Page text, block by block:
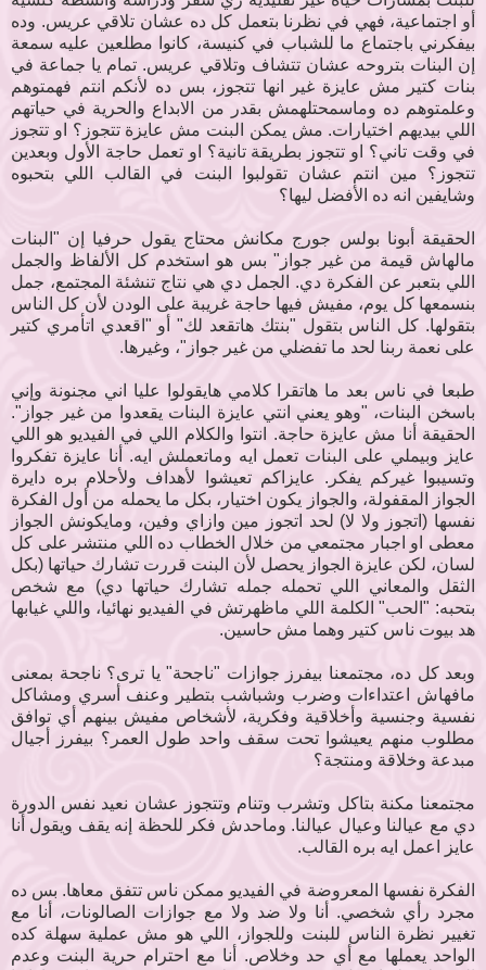
أو اجتماعية، فهي في نظرنا بتعمل كل ده عشان تلاقي عريس. وده
بيفكرني باجتماع ما للشباب في كنيسة، كانوا مطلعين عليه سمعة
إن البنات بتروحه عشان تتشاف وتلاقي عريس. تمام يا جماعة في
بنات كتير مش عايزة غير انها تتجوز، بس ده لأنكم انتم فهمتوهم
وعلمتوهم ده وماسمحتلهمش بقدر من الابداع والحرية في حياتهم
اللي بيديهم اختيارات. مش يمكن البنت مش عايزة تتجوز؟ او تتجوز
في وقت تاني؟ او تتجوز بطريقة تانية؟ او تعمل حاجة الأول وبعدين
تتجوز؟ مين انتم عشان تقولبوا البنت في القالب اللي بتحبوه
وشايفين انه ده الأفضل ليها؟
الحقيقة أبونا بولس جورج مكانش محتاج يقول حرفيا إن "البنات
مالهاش قيمة من غير جواز" بس هو استخدم كل الألفاظ والجمل
اللي بتعبر عن الفكرة دي. الجمل دي هي نتاج تنشئة المجتمع، جمل
بنسمعها كل يوم، مفيش فيها حاجة غريبة على الودن لأن كل الناس
بتقولها. كل الناس بتقول "بنتك هاتقعد لك" أو "اقعدي اتأمري كتير
على نعمة ربنا لحد ما تفضلي من غير جواز"، وغيرها.
طبعا في ناس بعد ما هاتقرا كلامي هايقولوا عليا اني مجنونة وإني
باسخن البنات، "وهو يعني انتي عايزة البنات يقعدوا من غير جواز".
الحقيقة أنا مش عايزة حاجة. انتوا والكلام اللي في الفيديو هو اللي
عايز وبيملي على البنات تعمل ايه وماتعملش ايه. أنا عايزة تفكروا
وتسيبوا غيركم يفكر. عايزاكم تعيشوا لأهداف ولأحلام بره دايرة
الجواز المقفولة، والجواز يكون اختيار، بكل ما يحمله من أول الفكرة
نفسها (اتجوز ولا لا) لحد اتجوز مين وازاي وفين، ومايكونش الجواز
معطى او اجبار مجتمعي من خلال الخطاب ده اللي منتشر على كل
لسان، لكن عايزة الجواز يحصل لأن البنت قررت تشارك حياتها (بكل
الثقل والمعاني اللي تحمله جمله تشارك حياتها دي) مع شخص
بتحبه: "الحب" الكلمة اللي ماظهرتش في الفيديو نهائيا، واللي غيابها
هد بيوت ناس كتير وهما مش حاسين.
وبعد كل ده، مجتمعنا بيفرز جوازات "ناجحة" يا ترى؟ ناجحة بمعنى
مافهاش اعتداءات وضرب وشباشب بتطير وعنف أسري ومشاكل
نفسية وجنسية وأخلاقية وفكرية، لأشخاص مفيش بينهم أي توافق
مطلوب منهم يعيشوا تحت سقف واحد طول العمر؟ بيفرز أجيال
مبدعة وخلاقة ومنتجة؟
مجتمعنا مكنة بتاكل وتشرب وتنام وتتجوز عشان نعيد نفس الدورة
دي مع عيالنا وعيال عيالنا. وماحدش فكر للحظة إنه يقف ويقول أنا
عايز اعمل ايه بره القالب.
الفكرة نفسها المعروضة في الفيديو ممكن ناس تتفق معاها. بس ده
مجرد رأي شخصي. أنا ولا ضد ولا مع جوازات الصالونات، أنا مع
تغيير نظرة الناس للبنت وللجواز، اللي هو مش عملية سهلة كده
الواحد يعملها مع أي حد وخلاص. أنا مع احترام حرية البنت وعدم